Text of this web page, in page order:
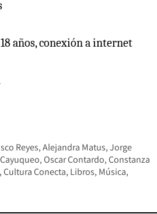
años, conexión a internet
Reyes Alejandra Matus Jorge
Oscar Contardo Constanza
Cultura Conecta Libros Música